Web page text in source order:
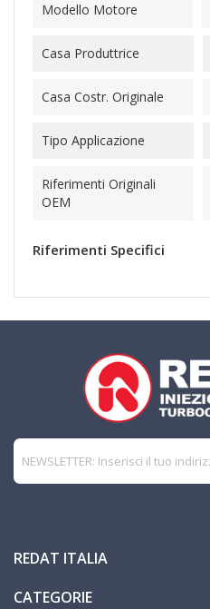
Modello Motore
Casa Produttrice
Casa Costr. Originale
Tipo Applicazione
Riferimenti Originali
OEM
Riferimenti Specifici
REDAT ITALIA
CATEGORIE